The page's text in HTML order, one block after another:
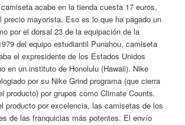
acabe en la tienda cuesta 17 euros,
precio mayorista. Eso es lo que ha pagado un
por el dorsal 23 de la equipación de la
del equipo estudiantil Punahou, camiseta
el expresidente de los Estados Unidos
en un instituto de Honolulu (Hawaii). Nike
por su Nike Grind programa (que cierra
producto) por grupos como Climate Counts.
producto por excelencia, las camisetas de los
de las franquicias más potentes. El envío